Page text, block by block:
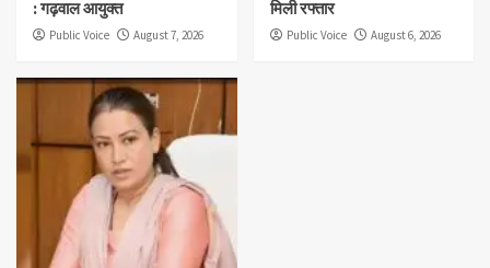
: गढ़वाल आयुक्त
Public Voice August 7, 2026
मिली रफ्तार
Public Voice August 6, 2026